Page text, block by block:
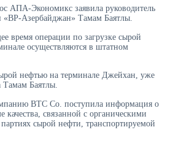
АПА-Экономикс заявила руководитель
Азербайджан» Тамам Баятлы.
время операции по загрузке сырой
осуществляются в штатном
нефтью на терминале Джейхан, уже
Баятлы.
BTC Co. поступила информация о
качества, связанной с органическими
сырой нефти, транспортируемой